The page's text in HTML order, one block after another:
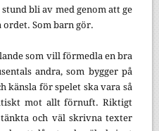
bli av med genom att ge
ordet. Som barn gör.
som vill förmedla en bra
andra, som bygger på
känsla för spelet ska vara så
mot allt förnuft. Riktigt
och väl skrivna texter